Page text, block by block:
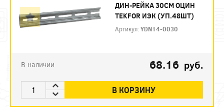
ДИН-РЕЙКА 30СМ ОЦИН
TEKFOR ИЭК (УП.48ШТ)
Артикул:YDN14-0030
В наличии 68.16 руб.
В КОРЗИНУ